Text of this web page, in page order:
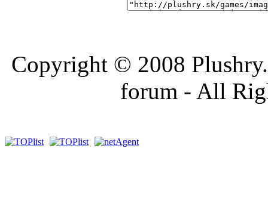
Copyright © 2008
forum - All